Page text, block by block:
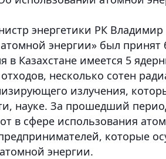
энергетики РК
энергии» был принят
в Казахстане имеется 5
несколько сотен
излучения,
науке. За прошедший
в сфере использования
которые
энергии.